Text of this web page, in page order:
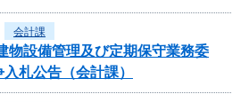
会計課
物設備管理及び定期保守業務委
札公告（会計課）